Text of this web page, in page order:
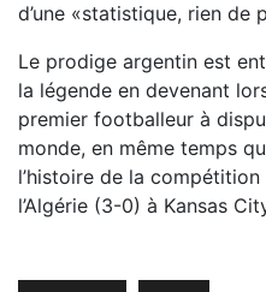
d’une «statistique, rien de
Le prodige argentin est
la légende en devenant
premier footballeur à
monde, en même temps
l’histoire de la
l’Algérie (3-0) à Kansas